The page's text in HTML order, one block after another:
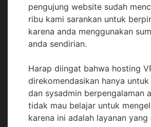
pengujung website sudah
ribu kami sarankan untuk
karena anda menggunakan
anda sendirian.
Harap diingat bahwa hosting
direkomendasikan hanya
dan sysadmin berpengalaman
tidak mau belajar untuk
karena ini adalah layanan yang